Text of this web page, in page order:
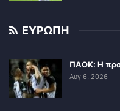
ΕΥΡΩΠΗ
ΠΑΟΚ: Η
Αυγ 6, 2026